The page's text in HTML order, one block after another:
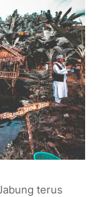
terus